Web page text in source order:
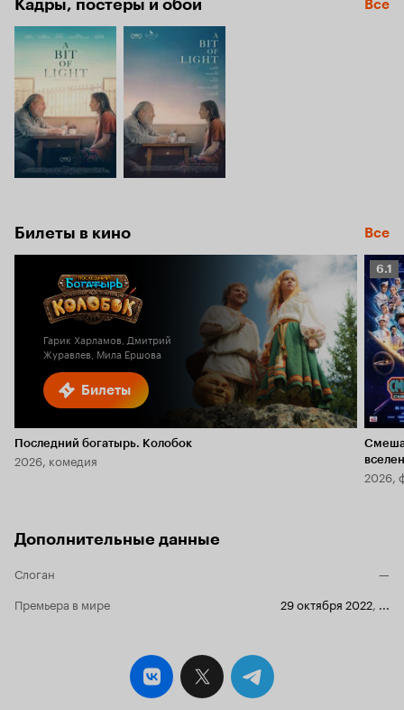
Кадры, постеры и обои Все
Билеты в кино Все
Билеты
Гарик Харламов, Дмитрий
Журавлев, Мила Ершова
Последний богатырь. Колобок
2026, комедия
6.1
6.1
2026,
Дополнительные данные
Слоган
—
Премьера в мире
29 октября 2022